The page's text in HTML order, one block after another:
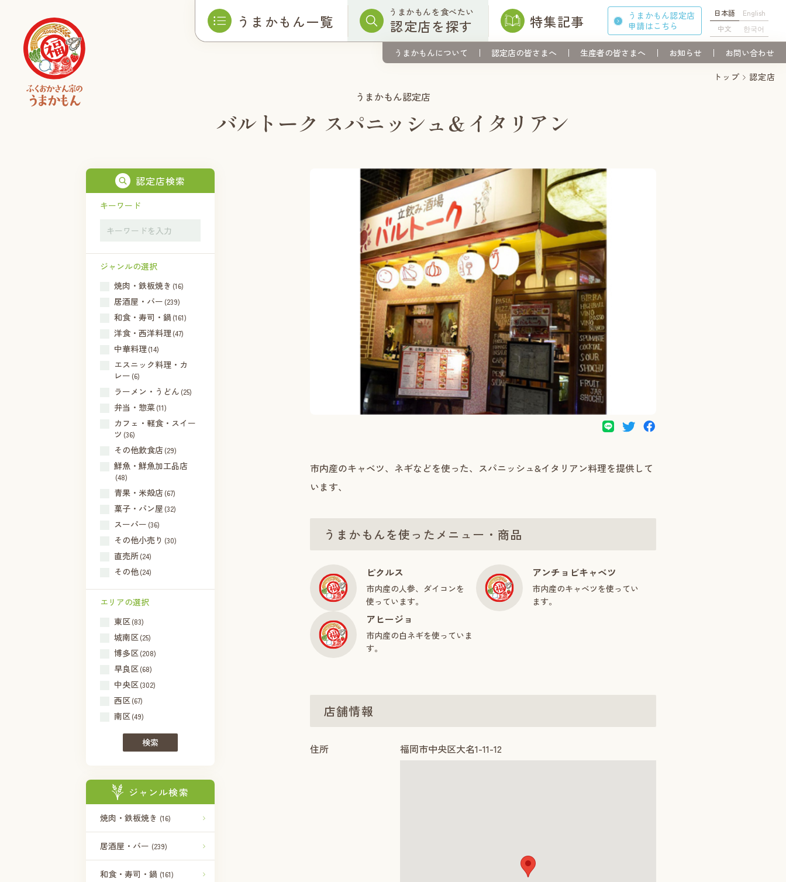
うまかもん一覧 うまかもんを食べたい
認定店を探す 特集記事
うまかもん認定店
申請はこちら
日本語
English
中文
한국어
うまかもんについて 認定店の皆さまへ 生産者の皆さまへ お知らせ お問い合わせ
トップ 認定店
うまかもん認定店
バルトーク スパニッシュ＆イタリアン
認定店検索
キーワード
ジャンルの選択
焼肉・鉄板焼き (16)
居酒屋・バー (239)
和食・寿司・鍋 (161)
洋食・西洋料理 (47)
中華料理 (14)
エスニック料理・カ
レー (6)
ラーメン・うどん (25)
弁当・惣菜(11)
カフェ・軽食・スイー
ツ (36)
その他飲食店(29)
鮮魚・鮮魚加工品店
(48)
青果・米殻店(67)
菓子・パン屋 (32)
スーパー (36)
その他小売り (30)
直売所(24)
その他(24)
エリアの選択
東区(83)
城南区(25)
博多区(208)
早良区(68)
中央区(302)
西区(67)
南区(49)
検索
ジャンル検索
焼肉・鉄板焼き (16)
居酒屋・バー (239)
和食・寿司・鍋 (161)
市内産のキャベツ、ネギなどを使った、スパニッシュ&イタリアン料理を提供して
います、
うまかもんを使ったメニュー・商品
ピクルス
市内産の人参、ダイコンを
使っています。
アンチョビキャベツ
市内産のキャベツを使ってい
ます。
アヒージョ
市内産の白ネギを使っていま
す。
店舗情報
住所 福岡市中央区大名1-11-12